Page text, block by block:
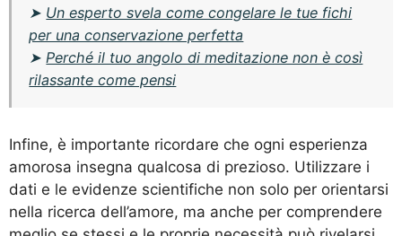
➤ Un esperto svela come congelare le tue fichi
per una conservazione perfetta
➤ Perché il tuo angolo di meditazione non è così
rilassante come pensi
Infine, è importante ricordare che ogni esperienza
amorosa insegna qualcosa di prezioso. Utilizzare i
dati e le evidenze scientifiche non solo per orientarsi
nella ricerca dell’amore, ma anche per comprendere